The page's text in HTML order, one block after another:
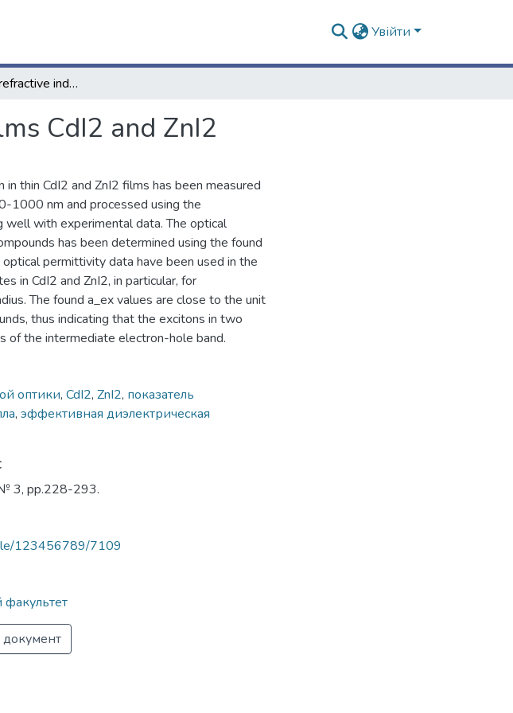
Увійти
Dispersion of refractive index in thin films CdI2 and ZnI2
CdI2 and ZnI2
thin CdI2 and ZnI2 films has been measured
1000 nm and processed using the
well with experimental data. The optical
has been determined using the found
permittivity data have been used in the
in CdI2 and ZnI2, in particular, for
The found a_ex values are close to the unit
thus indicating that the excitons in two
of the intermediate electron-hole band.
оптики, CdI2, ZnI2, показатель
, эффективная диэлектрическая
3, pp.228-293.
123456789/7109
факультет